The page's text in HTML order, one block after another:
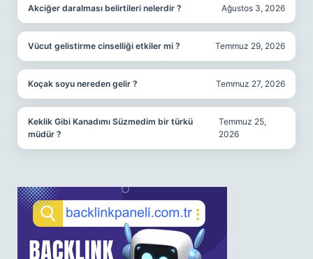
Akciğer daralması belirtileri nelerdir ? Ağustos 3, 2026
Vücut gelistirme cinselliği etkiler mi ? Temmuz 29, 2026
Koçak soyu nereden gelir ? Temmuz 27, 2026
Keklik Gibi Kanadımı Süzmedim bir türkü
müdür ?
Temmuz 25,
2026